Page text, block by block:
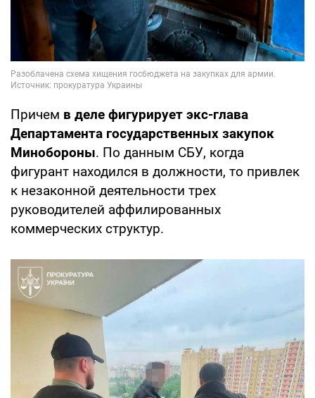
Причем в деле фигурирует экс-глава
Департамента государственных закупок
Минобороны. По данным СБУ, когда
фигурант находился в должности, то привлек
к незаконной деятельности трех
руководителей аффилированных
коммерческих структур.